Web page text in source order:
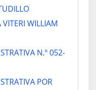
VITERI WILLIAM
N.º 052-
POR